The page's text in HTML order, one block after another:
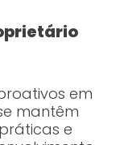
em
mantêm
e